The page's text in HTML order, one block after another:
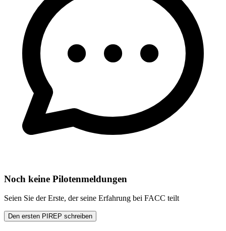
Noch keine Pilotenmeldungen
Seien Sie der Erste, der seine Erfahrung bei FACC teilt
Den ersten PIREP schreiben